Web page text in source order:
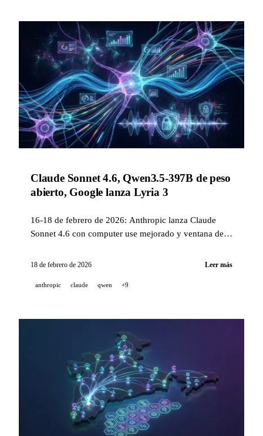
Claude Sonnet 4.6, Qwen3.5-397B de peso
abierto, Google lanza Lyria 3
16-18 de febrero de 2026: Anthropic lanza Claude
Sonnet 4.6 con computer use mejorado y ventana de
abierto Apache 2.0. Google integra Lyria 3 en Gemini.
Runway abre su API Gen-4.5.
18 de febrero de 2026 Leer más
anthropic claude qwen +9